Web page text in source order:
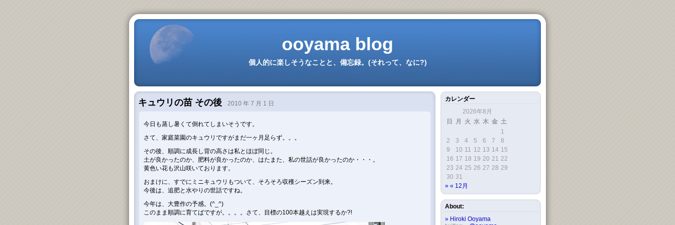
ooyama blog
個人的に楽しそうなことと、備忘録。(それって、なに?)
キュウリの苗 その後 2010 年 7 月 1 日
今日も蒸し暑くて倒れてしまいそうです。
さて、家庭菜園のキュウリですがまだ一ヶ月足らず。。。
その後、順調に成長し背の高さは私とほぼ同じ。
土が良かったのか、肥料が良かったのか、はたまた、私の世話が良かったのか・・・。
黄色い花も沢山咲いております。
おまけに、すでにミニキュウリもついて、そろそろ収穫シーズン到来。
今後は、追肥と水やりの世話ですね。
今年は、大豊作の予感。(^_^)
このまま順調に育てばですが。。。。さて、目標の100本越えは実現するか?!
カレンダー
2026年8月
日
月 火 水 木 金 土
1
2
3 4 5 6 7
8
9
10 11 12 13 14 15
16 17 18 19 20 21 22
23 24 25 26 27 28 29
30 31
« 12月
About:
Hiroki Ooyama